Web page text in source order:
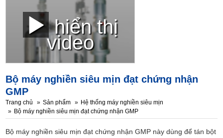
hiển thị
video
Bộ máy nghiền siêu mịn đạt chứng nhận
GMP
Trang chủ Sản phẩm
Hệ thống máy nghiền siêu mịn
Bộ máy nghiền siêu mịn đạt chứng nhận GMP
Bộ máy nghiền siêu mịn đạt chứng nhận GMP này dùng để tán bột